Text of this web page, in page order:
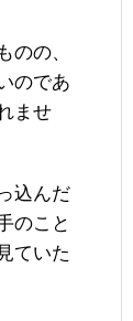
のの、
のであ
ませ
込んだ
のこと
ていた